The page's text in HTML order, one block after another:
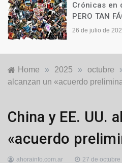
Crónicas en
PERO TAN
26 de julio de
Home » 2025 » octubre
alcanzan un «acuerdo
Internacionales
China y EE. UU.
«acuerdo
ahorainfo.com.ar 27 de octubre